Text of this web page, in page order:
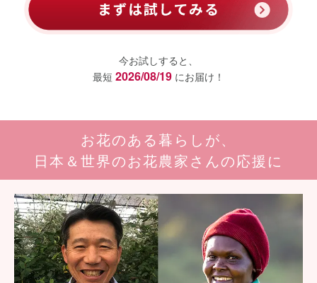
今お試しすると、
最短 2026/08/19 にお届け！
お花のある暮らしが、
日本＆世界のお花農家さんの応援に